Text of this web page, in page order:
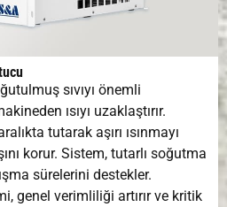
sıvıyı önemli
ısıyı uzaklaştırır.
tutarak aşırı ısınmayı
korur. Sistem, tutarlı soğutma
sürelerini destekler.
genel verimliliği artırır ve kritik